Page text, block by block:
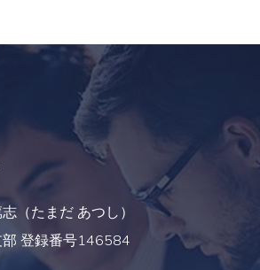
（たまだ あつし）
登録番号146584